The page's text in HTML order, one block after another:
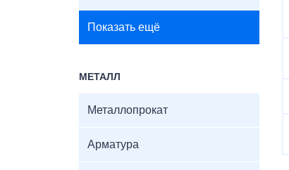
Показать ещё
МЕТАЛЛ
Металлопрокат
Арматура